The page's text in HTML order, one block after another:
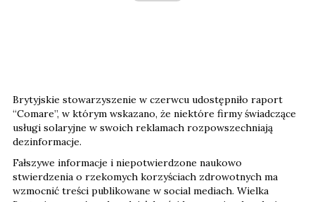
Brytyjskie stowarzyszenie w czerwcu udostępniło raport
“Comare”, w którym wskazano, że niektóre firmy świadczące
usługi solaryjne w swoich reklamach rozpowszechniają
dezinformacje.
Fałszywe informacje i niepotwierdzone naukowo
stwierdzenia o rzekomych korzyściach zdrowotnych ma
wzmocnić treści publikowane w social mediach. Wielka